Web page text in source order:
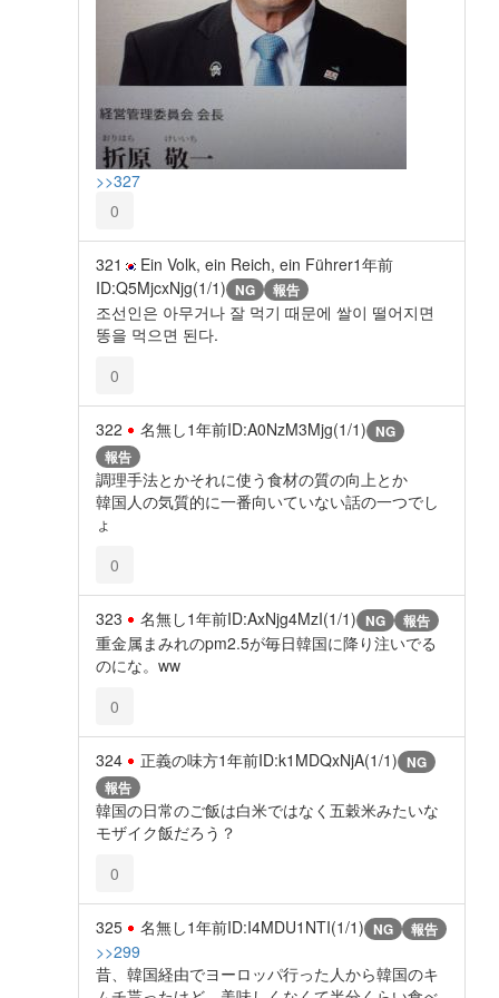
>>327
0
321 Ein Volk, ein Reich, ein Führer1年前
ID:Q5MjcxNjg(1/1) NG 報告
조선인은 아무거나 잘 먹기 때문에 쌀이 떨어지면
똥을 먹으면 된다.
0
322 名無し1年前ID:A0NzM3Mjg(1/1) NG
報告
調理手法とかそれに使う食材の質の向上とか
韓国人の気質的に一番向いていない話の一つでし
ょ
0
323 名無し1年前ID:AxNjg4MzI(1/1) NG 報告
重金属まみれのpm2.5が毎日韓国に降り注いでる
のにな。ww
0
324 正義の味方1年前ID:k1MDQxNjA(1/1) NG
報告
韓国の日常のご飯は白米ではなく五穀米みたいな
モザイク飯だろう？
0
325 名無し1年前ID:I4MDU1NTI(1/1) NG 報告
>>299
昔、韓国経由でヨーロッパ行った人から韓国のキ